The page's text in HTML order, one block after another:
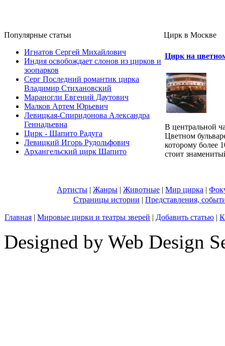
Популярные cтатьи
Игнатов Сергей Михайлович
Индия освобождает слонов из цирков и
зоопарков
Серг Последний романтик цирка
Владимир Стихановский
Мараногли Евгений Даутович
Малков Артем Юрьевич
Левицкая-Спиридонова Александра
Геннадьевна
Цирк - Шапито Радуга
Левицкий Игорь Рудольфович
Архангельский цирк Шапито
Цирк в Москве
Цирк на
В центральной
Цветном
которому более
стоит
Артисты | Жанры | Животные | Мир цирка |
Страницы истории | Представления,
Главная | Мировые цирки и театры зверей | Добавить статью |
Designed by Web Design